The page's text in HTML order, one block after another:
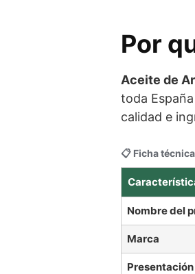
Por
Aceite de
toda
calidad e
📋 Ficha
Nombre del
Marca
Presentación